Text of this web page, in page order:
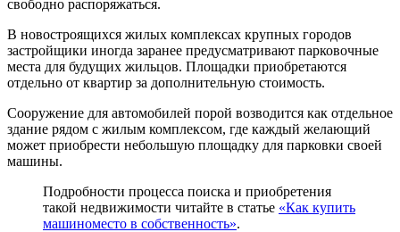
свободно распоряжаться.
В новостроящихся жилых комплексах крупных городов
застройщики иногда заранее предусматривают парковочные
места для будущих жильцов. Площадки приобретаются
отдельно от квартир за дополнительную стоимость.
Сооружение для автомобилей порой возводится как отдельное
здание рядом с жилым комплексом, где каждый желающий
может приобрести небольшую площадку для парковки своей
машины.
Подробности процесса поиска и приобретения
такой недвижимости читайте в статье «Как купить
машиноместо в собственность».